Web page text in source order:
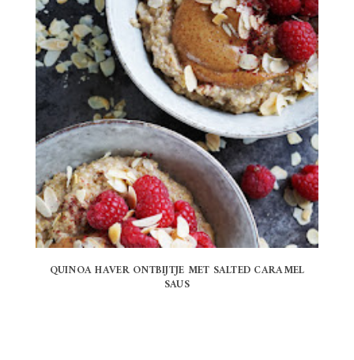
QUINOA HAVER ONTBIJTJE MET SALTED CARAMEL
SAUS